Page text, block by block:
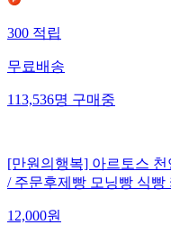
300 적립
무료배송
113,536명 구매중
[만원의행복] 아르토스 천
/ 주문후제빵 모닝빵 식빵
12,000원